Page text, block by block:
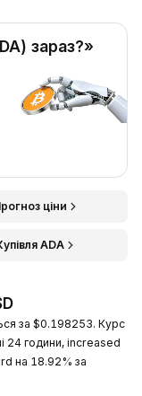
зараз?»
ціни
ADA
за $0.198253. Курс
24 години, increased
на 18.92% за